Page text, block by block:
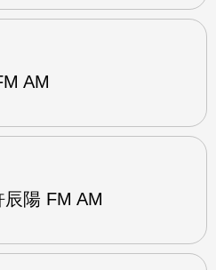
AM
陽 FM AM